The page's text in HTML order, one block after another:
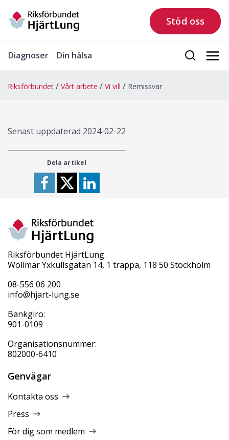
Stöd oss
Diagnoser Din hälsa
Riksförbundet Vårt arbete Vi vill Remissvar
Senast uppdaterad 2024-02-22
Dela artikel
Riksförbundet HjärtLung
Wollmar Yxkullsgatan 14, 1 trappa, 118 50 Stockholm
08-556 06 200
info@hjart-lung.se
Bankgiro:
901-0109
Organisationsnummer:
802000-6410
Genvägar
Kontakta oss
Press
För dig som medlem